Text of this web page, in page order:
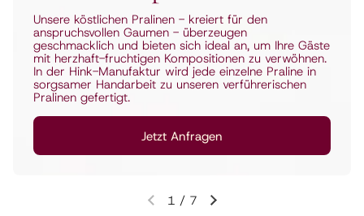
Frischkäse Spezialitäten
Mit ihrer leichten Eleganz und kreativen Raffinesse
sind die aromatisch-fruchtigen Frischkäse Variationen
von Hink eine kulinarische Entdeckung.
Jetzt Anfragen
Vorherige FolieNächste Folie
2 / 7